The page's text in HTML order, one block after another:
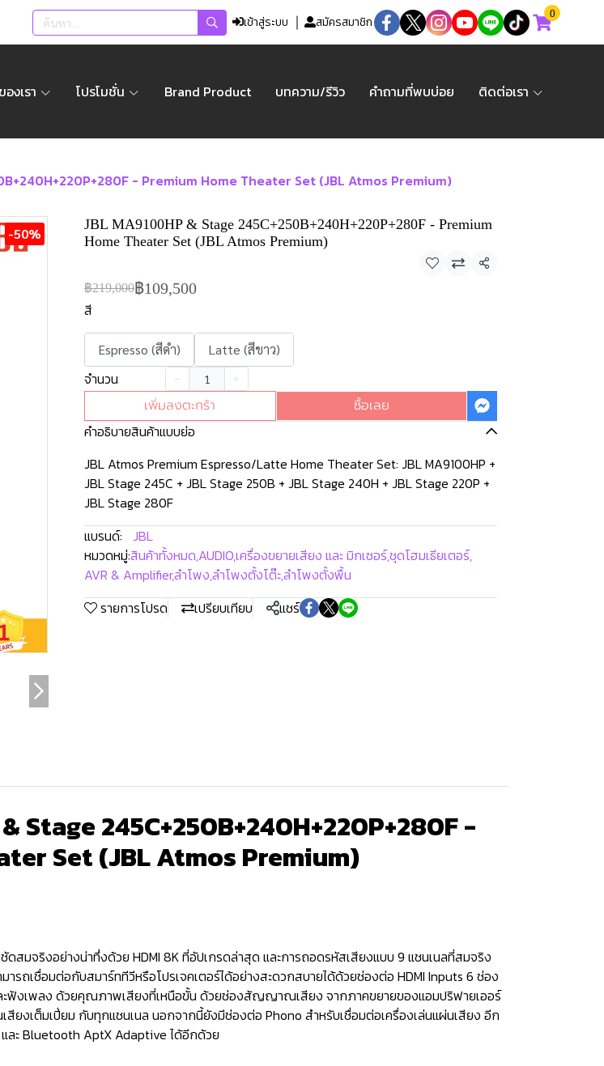
เข้าสู่ระบบ สมัครสมาชิก
0
งเรา โปรโมชั่น Brand Product บทความ/รีวิว คำถามที่พบบ่อย ติดต่อเรา
- Premium Home Theater Set (JBL Atmos Premium)
-50%
JBL MA9100HP & Stage 245C+250B+240H+220P+280F - Premium
Home Theater Set (JBL Atmos Premium)
แชร์
฿219,000฿109,500
สี
Espresso (สีดำ) Latte (สีขาว)
จำนวน
เพิ่มลงตะกร้า
ซื้อเลย
คำอธิบายสินค้าแบบย่อ
JBL Atmos Premium Espresso/Latte Home Theater Set: JBL MA9100HP +
JBL Stage 245C + JBL Stage 250B + JBL Stage 240H + JBL Stage 220P +
JBL Stage 280F
แบรนด์: JBL
หมวดหมู่:สินค้าทั้งหมด,AUDIO,เครื่องขยายเสียง และ มิกเซอร์,ชุดโฮมเธียเตอร์,
AVR & Amplifier,ลำโพง,ลำโพงตั้งโต๊ะ,ลำโพงตั้งพื้น
รายการโปรด
เปรียบเทียบ แชร์
Stage 245C+250B+240H+220P+280F -
Set (JBL Atmos Premium)
มจริงอย่างน่าทึ่งด้วย HDMI 8K ที่อัปเกรดล่าสุด และการถอดรหัสเสียงแบบ 9 แชนเนลที่สมจริง
ถเชื่อมต่อกับสมาร์ททีวีหรือโปรเจคเตอร์ได้อย่างสะดวกสบายได้ด้วยช่องต่อ HDMI Inputs 6 ช่อง
ะฟังเพลง ด้วยคุณภาพเสียงที่เหนือขั้น ด้วยช่องสัญญาณเสียง จากภาคขยายของแอมปริฟายเออร์
งเต็มเปี่ยม กับทุกแชนเนล นอกจากนี้ยังมีช่องต่อ Phono สำหรับเชื่อมต่อเครื่องเล่นแผ่นเสียง อีก
ละ Bluetooth AptX Adaptive ได้อีกด้วย